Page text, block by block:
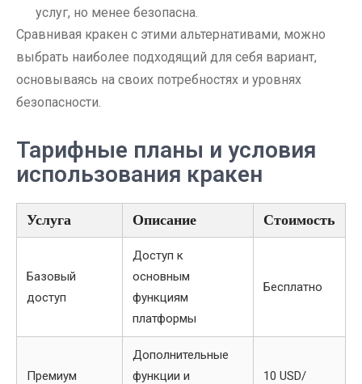
услуг, но менее безопасна.
Сравнивая кракен с этими альтернативами, можно
выбрать наиболее подходящий для себя вариант,
основываясь на своих потребностях и уровнях
безопасности.
Тарифные планы и условия
использования кракен
Услуга Описание Стоимость
Базовый
доступ
Доступ к
основным
функциям
платформы
Бесплатно
Премиум
Дополнительные
функции и
10 USD/